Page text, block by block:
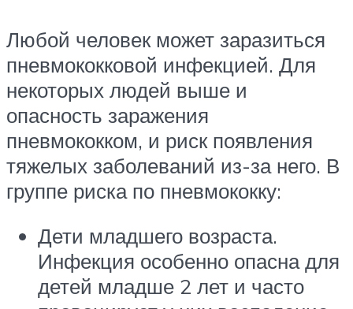
Любой человек может заразиться
пневмококковой инфекцией. Для
некоторых людей выше и
опасность заражения
пневмококком, и риск появления
тяжелых заболеваний из-за него. В
группе риска по пневмококку:
Дети младшего возраста.
Инфекция особенно опасна для
детей младше 2 лет и часто